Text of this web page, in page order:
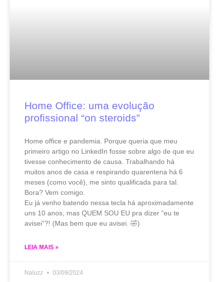
Home Office: uma evolução
profissional “on steroids”​
Home office e pandemia. Porque queria que meu
primeiro artigo no LinkedIn fosse sobre algo de que eu
tivesse conhecimento de causa. Trabalhando há
muitos anos de casa e respirando quarentena há 6
meses (como você), me sinto qualificada para tal.
Bora? Vem comigo.
Eu já venho batendo nessa tecla há aproximadamente
uns 10 anos, mas QUEM SOU EU pra dizer “eu te
avisei”?! (Mas bem que eu avisei. 🤣)
LEIA MAIS »
Naluzz 03/09/2024